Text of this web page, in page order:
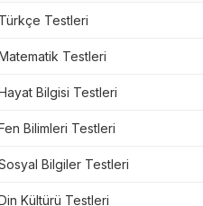
Testleri
Testleri
Bilgisi Testleri
Bilimleri Testleri
Bilgiler Testleri
Kültürü Testleri